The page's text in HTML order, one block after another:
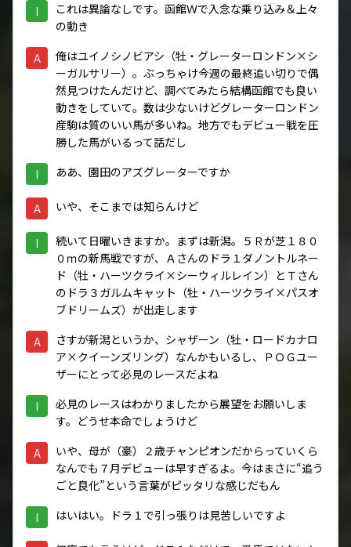
I
これは異論なしです。函館Ｗで入念な乗り込み＆上々
の動き
A
俺はユイノシノビアシ（牡・グレーターロンドン×シ
ーガルサリー）。ぶっちゃけ今週の最終追い切りで偶
然見つけたんだけど、調べてみたら結構函館でも良い
動きをしていて。数は少ないけどグレーターロンドン
産駒は質のいい馬が多いね。地方でもデビュー戦を圧
勝した馬がいるって話だし
I ああ、園田のアズグレーターですか
A いや、そこまでは知らんけど
I
続いて日曜いきますか。まずは新潟。５Ｒが芝１８０
０ｍの新馬戦ですが、Ａさんのドラ１ダノントルネー
ド（牡・ハーツクライ×シーウィルレイン）とＴさん
のドラ３ガルムキャット（牡・ハーツクライ×パスオ
ブドリームズ）が出走します
A
さすが新潟というか、シャザーン（牡・ロードカナロ
ア×クイーンズリング）なんかもいるし、ＰＯＧユー
ザーにとって必見のレースだよね
I
必見のレースはわかりましたから展望をお願いしま
す。どうせ本命でしょうけど
A
いや、母が（豪）２歳チャンピオンだからっていくら
なんでも７月デビューは早すぎるよ。今はまさに“追う
ごと良化”という言葉がピッタリな感じだもん
I はいはい。ドラ１で引っ張りは見苦しいですよ